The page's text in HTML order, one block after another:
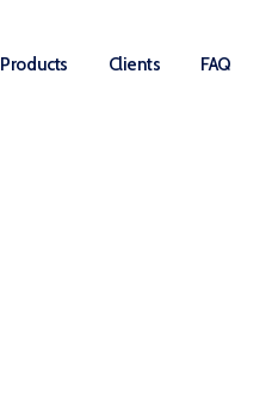
Products Clients FAQ